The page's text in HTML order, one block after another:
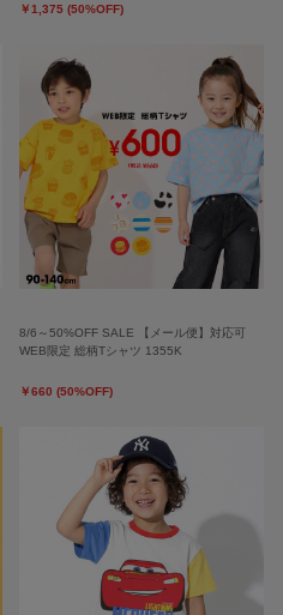
￥1,375 (50%OFF)
8/6～50%OFF SALE 【メール便】対応可
WEB限定 総柄Tシャツ 1355K
￥660 (50%OFF)